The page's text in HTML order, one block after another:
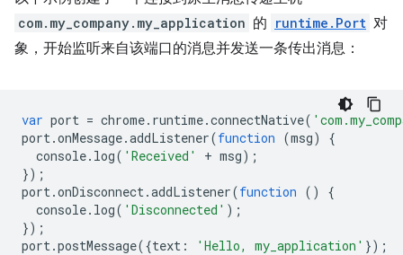
com.my_company.my_application 的 runtime.Port 对
象，开始监听来自该端口的消息并发送一条传出消息：
var port = chrome. runtime.connectNative(
port.onMessage.addListener(function (msg)
{
console. log( 'Received' + msg);
});
port.onDisconnect.addListener(function ()
{
console. log( 'Disconnected' );
});
port.postMessage({text : 'Hello, my_application' });